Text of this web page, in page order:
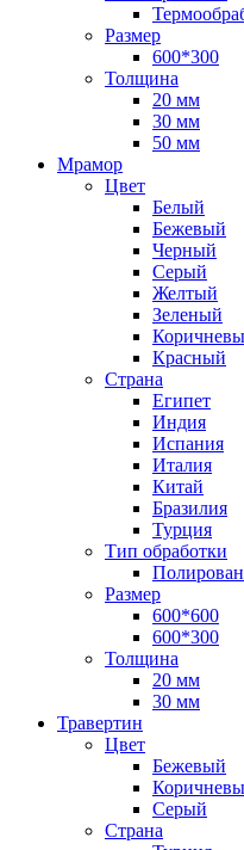
Размер
600*300
Толщина
20 мм
30 мм
50 мм
Мрамор
Цвет
Белый
Бежевый
Черный
Серый
Желтый
Зеленый
Красный
Страна
Египет
Индия
Испания
Италия
Китай
Бразилия
Турция
Тип обработки
Размер
600*600
600*300
Толщина
20 мм
30 мм
Травертин
Цвет
Бежевый
Серый
Страна